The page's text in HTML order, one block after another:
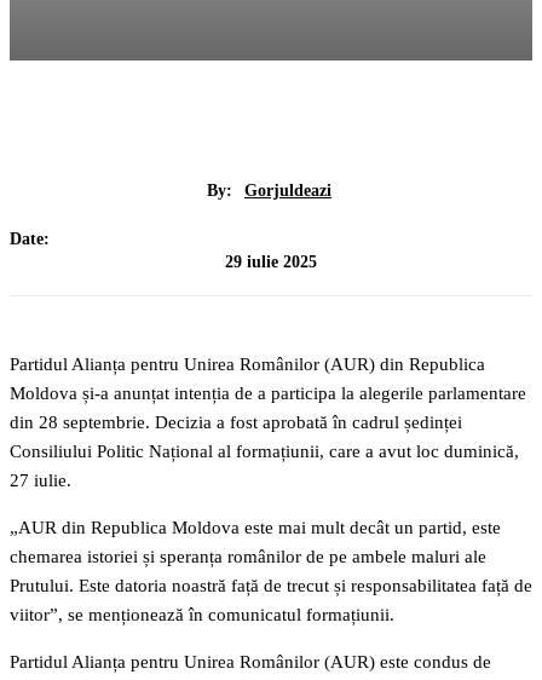
By: Gorjuldeazi
Date:
29 iulie 2025
Partidul Alianța pentru Unirea Românilor (AUR) din Republica
Moldova și-a anunțat intenția de a participa la alegerile parlamentare
din 28 septembrie. Decizia a fost aprobată în cadrul ședinței
Consiliului Politic Național al formațiunii, care a avut loc duminică,
27 iulie.
„AUR din Republica Moldova este mai mult decât un partid, este
chemarea istoriei și speranța românilor de pe ambele maluri ale
Prutului. Este datoria noastră față de trecut și responsabilitatea față de
viitor”, se menționează în comunicatul formațiunii.
Partidul Alianța pentru Unirea Românilor (AUR) este condus de